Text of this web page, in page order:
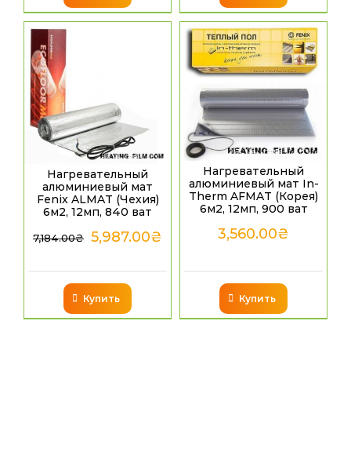
Нагревательный
алюминиевый мат
Fenix ALMAT (Чехия)
6м2, 12мп, 840 ват
7,184.00₴ 5,987.00₴
Купить
Нагревательный
алюминиевый мат In-
Therm AFMAT (Корея)
6м2, 12мп, 900 ват
3,560.00₴
Купить